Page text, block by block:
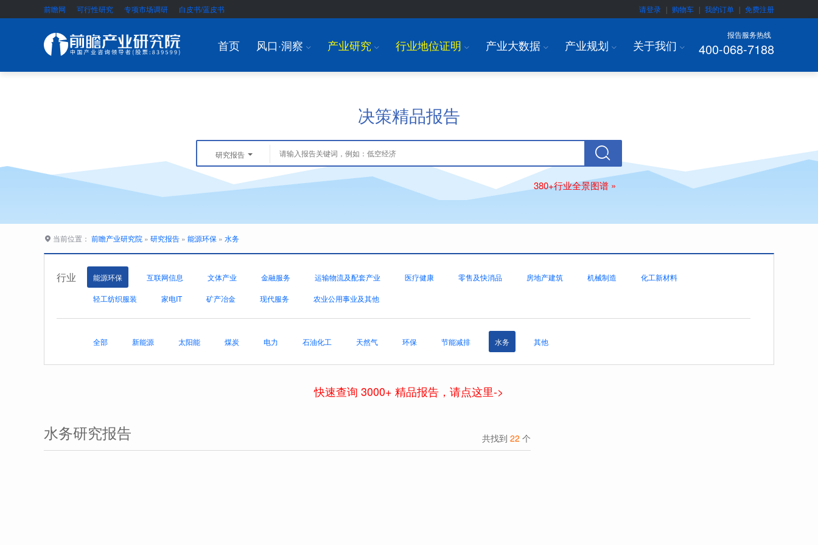
前瞻网 可行性研究 专项市场调研 白皮书/蓝皮书 请登录 购物车 我的订单 免费注册
报告服务热线
400-068-7188
首页 风口·洞察 I 产业研究 I 行业地位证明 I 产业大数据 I 产业规划 I 关于我们 I
决策精品报告
研究报告
380+行业全景图谱 »
当前位置： 前瞻产业研究院 » 研究报告 » 能源环保 » 水务
行业 能源环保 互联网信息 文体产业 金融服务 运输物流及配套产业 医疗健康 零售及快消品 房地产建筑 机械制造 化工新材料
轻工纺织服装 家电IT 矿产冶金 现代服务 农业公用事业及其他
全部 新能源 太阳能 煤炭 电力 石油化工 天然气 环保 节能减排 水务 其他
快速查询 3000+ 精品报告，请点这里->
水务研究报告 共找到 22 个